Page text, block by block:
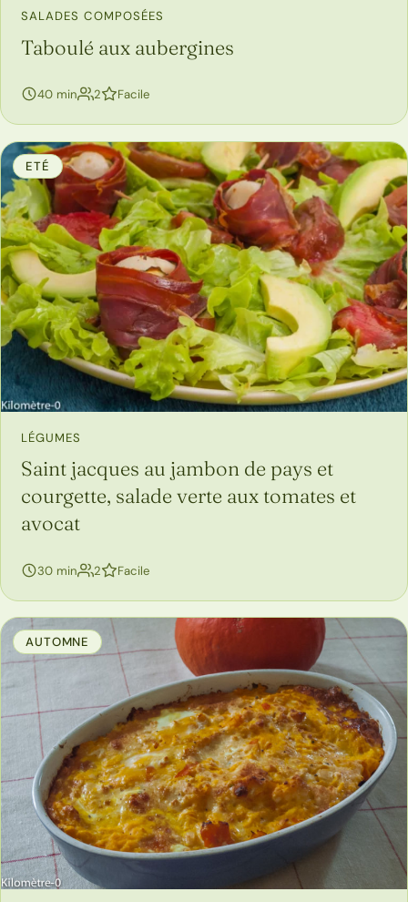
SALADES COMPOSÉES
Taboulé aux aubergines
40 min 2personnes
Facile
ETÉ
LÉGUMES
Saint jacques au jambon de pays et
courgette, salade verte aux tomates et
avocat
30 min 2personnes
Facile
AUTOMNE